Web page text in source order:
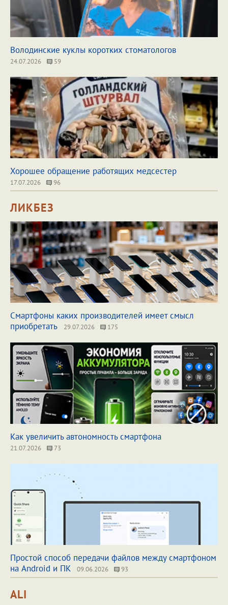
Володинские куклы коротких стоматологов
24.07.2026 59
Хорошее обращение работящих медсестер
17.07.2026 96
ЛИКБЕЗ
Смартфоны каких производителей имеет смысл
приобретать
29.07.2026 175
Как увеличить автономность смартфона
21.07.2026 73
Простой способ передачи файлов между смартфоном
на Android и ПК
09.06.2026 93
ALI